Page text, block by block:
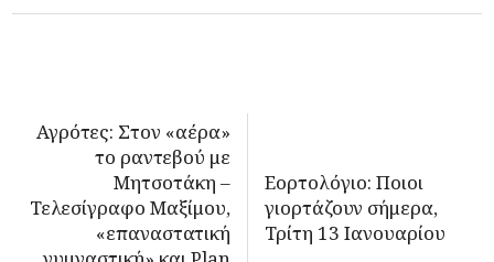
Αγρότες: Στον «αέρα»
το ραντεβού με
Μητσοτάκη –
Τελεσίγραφο Μαξίμου,
«επαναστατική
Εορτολόγιο: Ποιοι
γιορτάζουν σήμερα,
Τρίτη 13 Ιανουαρίου